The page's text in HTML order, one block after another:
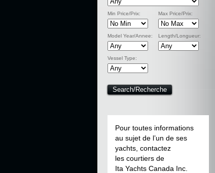
Min Price/Prix: Max Price/Prix:
Model Year/Annee: Length/Longueur:
Vessel Type:
Pour toutes informations
au sujet de l’un de ses
yachts, contactez
les courtiers de
Ita Yachts Canada Inc.